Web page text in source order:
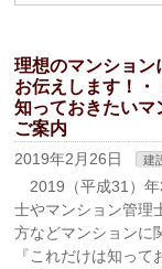
理想のマンション
お伝えします！・
知っておきたいマ
ご案内
2019年2月26日 建
2019（平成31）年
士やマンション管理
方などマンションに
『これだけは知っ